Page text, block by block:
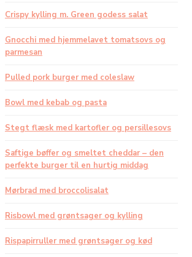
Crispy kylling m. Green godess salat
Gnocchi med hjemmelavet tomatsovs og
parmesan
Pulled pork burger med coleslaw
Bowl med kebab og pasta
Stegt flæsk med kartofler og persillesovs
Saftige bøffer og smeltet cheddar – den
perfekte burger til en hurtig middag
Mørbrad med broccolisalat
Risbowl med grøntsager og kylling
Rispapirruller med grøntsager og kød